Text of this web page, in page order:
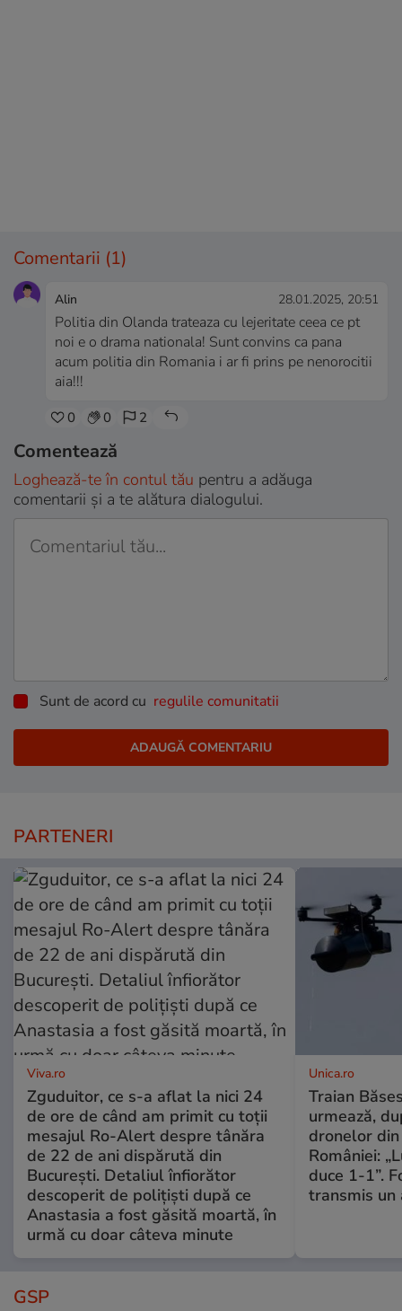
Comentarii (1)
Alin 28.01.2025, 20:51
Politia din Olanda trateaza cu lejeritate ceea ce pt
noi e o drama nationala! Sunt convins ca pana
acum politia din Romania i ar fi prins pe nenorocitii
aia!!!
0 0 2
Comentează
Loghează-te în contul tău pentru a adăuga
comentarii și a te alătura dialogului.
Sunt de acord cu regulile comunitatii
PARTENERI
Viva.ro
Zguduitor, ce s-a aflat la nici 24
de ore de când am primit cu toții
mesajul Ro-Alert despre tânăra
de 22 de ani dispărută din
București. Detaliul înfiorător
descoperit de polițiști după ce
Anastasia a fost găsită moartă, în
urmă cu doar câteva minute
Unica.ro
Traian
urmează,
dronelor
României:
duce 1-1”.
transmis un
GSP